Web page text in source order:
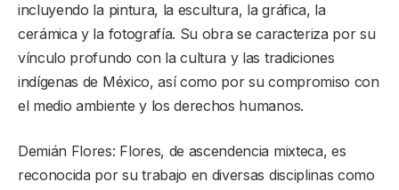
incluyendo la pintura, la escultura, la gráfica, la
cerámica y la fotografía. Su obra se caracteriza por su
vínculo profundo con la cultura y las tradiciones
indígenas de México, así como por su compromiso con
el medio ambiente y los derechos humanos.
Demián Flores: Flores, de ascendencia mixteca, es
reconocida por su trabajo en diversas disciplinas como